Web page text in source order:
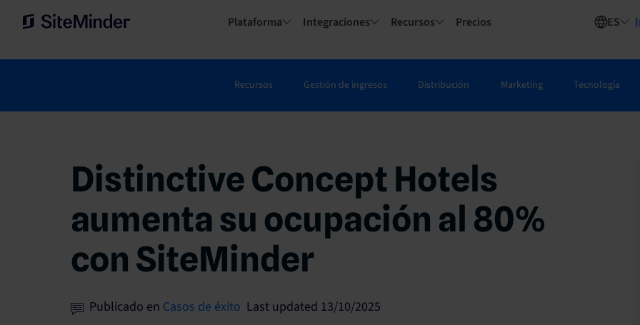
Plataforma Integraciones Recursos Precios ES
Recursos Gestión de ingresos Distribución Marketing Tecnología
Distinctive Concept Hotels
aumenta su ocupación al 80%
con SiteMinder
Publicado en Casos de éxito Last updated 13/10/2025